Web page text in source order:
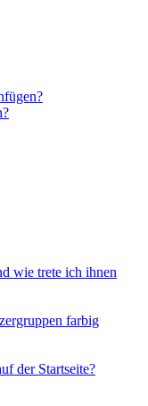
wie trete ich ihnen
farbig
der Startseite?